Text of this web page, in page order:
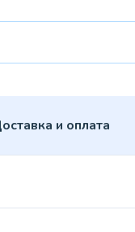
и оплата